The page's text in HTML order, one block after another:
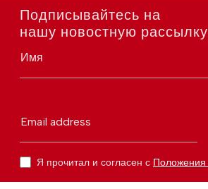
Подписывайтесь на
нашу новостную рассылку
Имя
Email address
Я прочитал и согласен с Положения